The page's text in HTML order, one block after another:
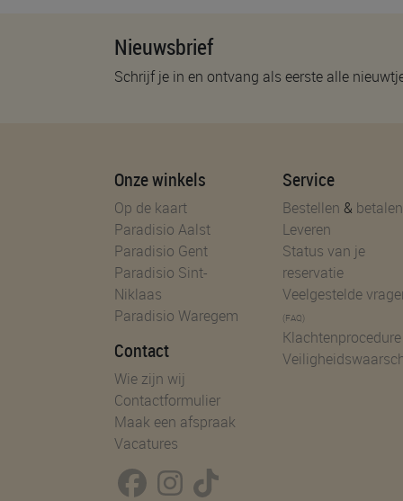
Nieuwsbrief
Schrijf je in en ontvang als eerste alle
Onze winkels
Op de kaart
Paradisio Aalst
Paradisio Gent
Paradisio Sint-
Niklaas
Paradisio Waregem
Contact
Wie zijn wij
Contactformulier
Maak een afspraak
Vacatures
Service
Bestellen & betalen
Leveren
Status van je
reservatie
Veelgestelde
(FAQ)
Klachtenprocedure